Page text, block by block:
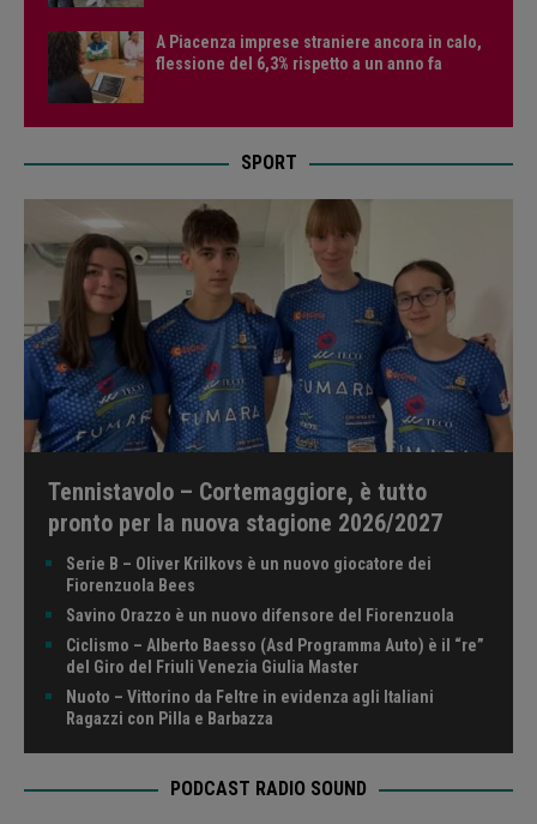
A Piacenza imprese straniere ancora in calo,
flessione del 6,3% rispetto a un anno fa
SPORT
Tennistavolo – Cortemaggiore, è tutto
pronto per la nuova stagione 2026/2027
Serie B – Oliver Krilkovs è un nuovo giocatore dei
Fiorenzuola Bees
Savino Orazzo è un nuovo difensore del Fiorenzuola
Ciclismo – Alberto Baesso (Asd Programma Auto) è il “re”
del Giro del Friuli Venezia Giulia Master
Nuoto – Vittorino da Feltre in evidenza agli Italiani
Ragazzi con Pilla e Barbazza
PODCAST RADIO SOUND